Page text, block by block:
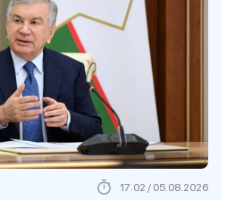
17:02 / 05.08.2026